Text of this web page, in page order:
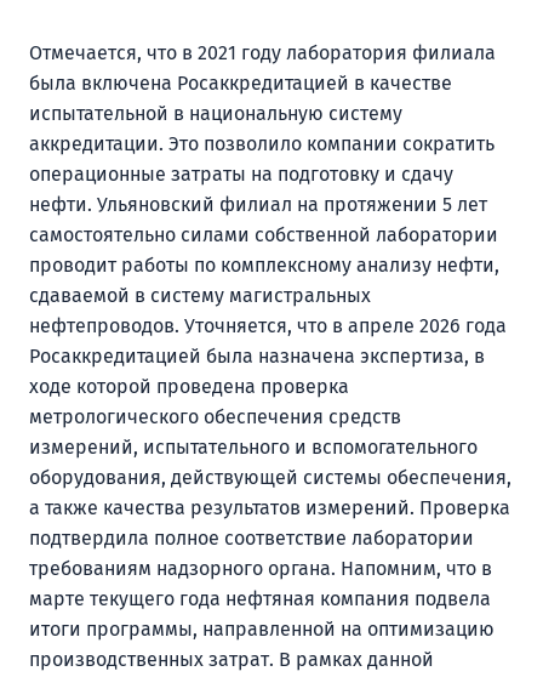
Отмечается, что в 2021 году лаборатория филиала
была включена Росаккредитацией в качестве
испытательной в национальную систему
аккредитации. Это позволило компании сократить
операционные затраты на подготовку и сдачу
нефти. Ульяновский филиал на протяжении 5 лет
самостоятельно силами собственной лаборатории
проводит работы по комплексному анализу нефти,
сдаваемой в систему магистральных
нефтепроводов. Уточняется, что в апреле 2026 года
Росаккредитацией была назначена экспертиза, в
ходе которой проведена проверка
метрологического обеспечения средств
измерений, испытательного и вспомогательного
оборудования, действующей системы обеспечения,
а также качества результатов измерений. Проверка
подтвердила полное соответствие лаборатории
требованиям надзорного органа. Напомним, что в
марте текущего года нефтяная компания подвела
итоги программы, направленной на оптимизацию
производственных затрат. В рамках данной